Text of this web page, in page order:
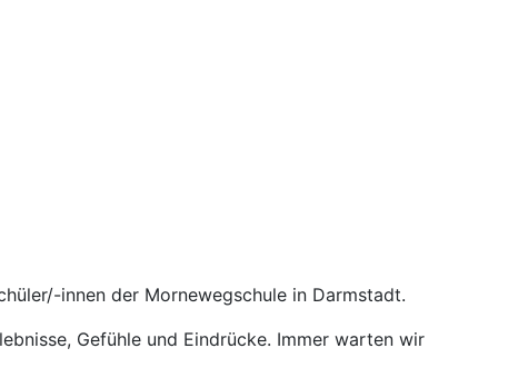
innen der Mornewegschule in Darmstadt.
Gefühle und Eindrücke. Immer warten wir